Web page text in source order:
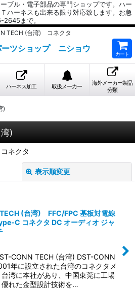
ブル・電子部品の専門ショップです。ハー
ハーネスも出来る限り対応致します。お急
まで。
TECH (台湾) コネクタ
ーツショップ ニショウ
カート
ハーネス加工 取扱メーカー
海外メーカー製品
分類
)
)
ネクタ
表示順変更
絞り込む
(台湾) FFC/FPC 基板対電線
C コネクタ DC オーディオ ジャ
CONN TECH (台湾) DST-CONN
年に設立された台湾のコネクタメ
湾に本社があり、中国東莞に工場
れた金型設計技術を…